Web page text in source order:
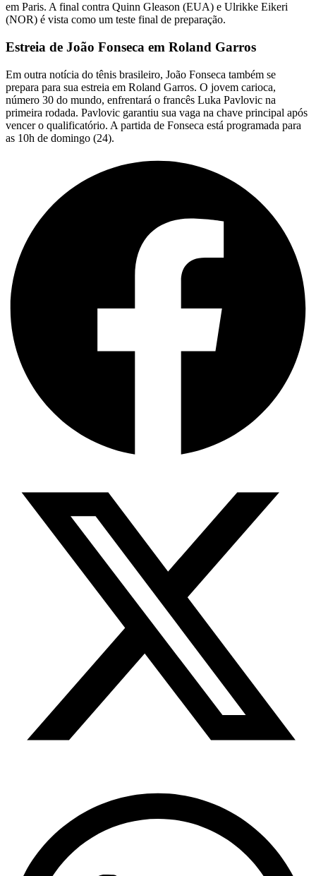
em Paris. A final contra Quinn Gleason (EUA) e Ulrikke Eikeri
(NOR) é vista como um teste final de preparação.
Estreia de João Fonseca em Roland Garros
Em outra notícia do tênis brasileiro, João Fonseca também se
prepara para sua estreia em Roland Garros. O jovem carioca,
número 30 do mundo, enfrentará o francês Luka Pavlovic na
primeira rodada. Pavlovic garantiu sua vaga na chave principal após
vencer o qualificatório. A partida de Fonseca está programada para
as 10h de domingo (24).